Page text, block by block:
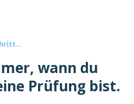
wann du
Prüfung bist.